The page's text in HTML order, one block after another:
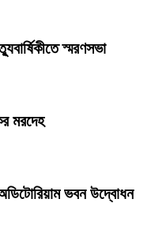
স্মরণসভা
মরদেহ
ভবন উদ্বোধন